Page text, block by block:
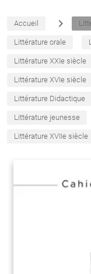
Accueil navigate_next
Littérature orale
Littérature XXIe siècle
Littérature XVIe siècle
Littérature Didactique
Littérature jeunesse
Littérature XVIIe siècle